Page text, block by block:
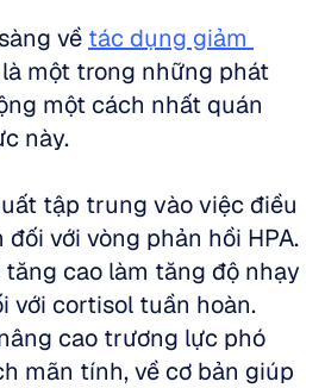
về tác dụng giảm
là một trong những phát
một cách nhất quán
này.
tập trung vào việc điều
với vòng phản hồi HPA.
cao làm tăng độ nhạy
với cortisol tuần hoàn.
cao trương lực phó
mãn tính, về cơ bản giúp